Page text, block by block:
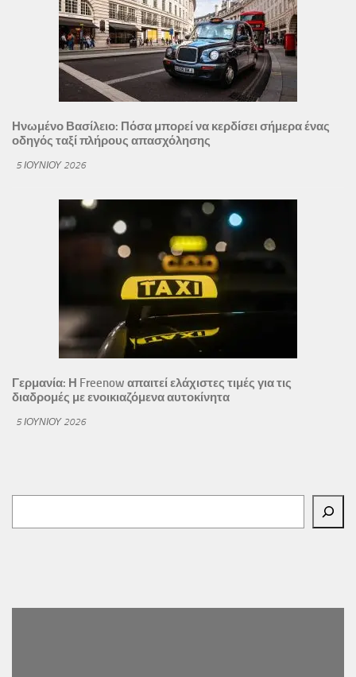
Ηνωμένο Βασίλειο: Πόσα μπορεί να κερδίσει σήμερα ένας
οδηγός ταξί πλήρους απασχόλησης
5 ΙΟΥΝΊΟΥ 2026
Γερμανία: Η Freenow απαιτεί ελάχιστες τιμές για τις
διαδρομές με ενοικιαζόμενα αυτοκίνητα
5 ΙΟΥΝΊΟΥ 2026